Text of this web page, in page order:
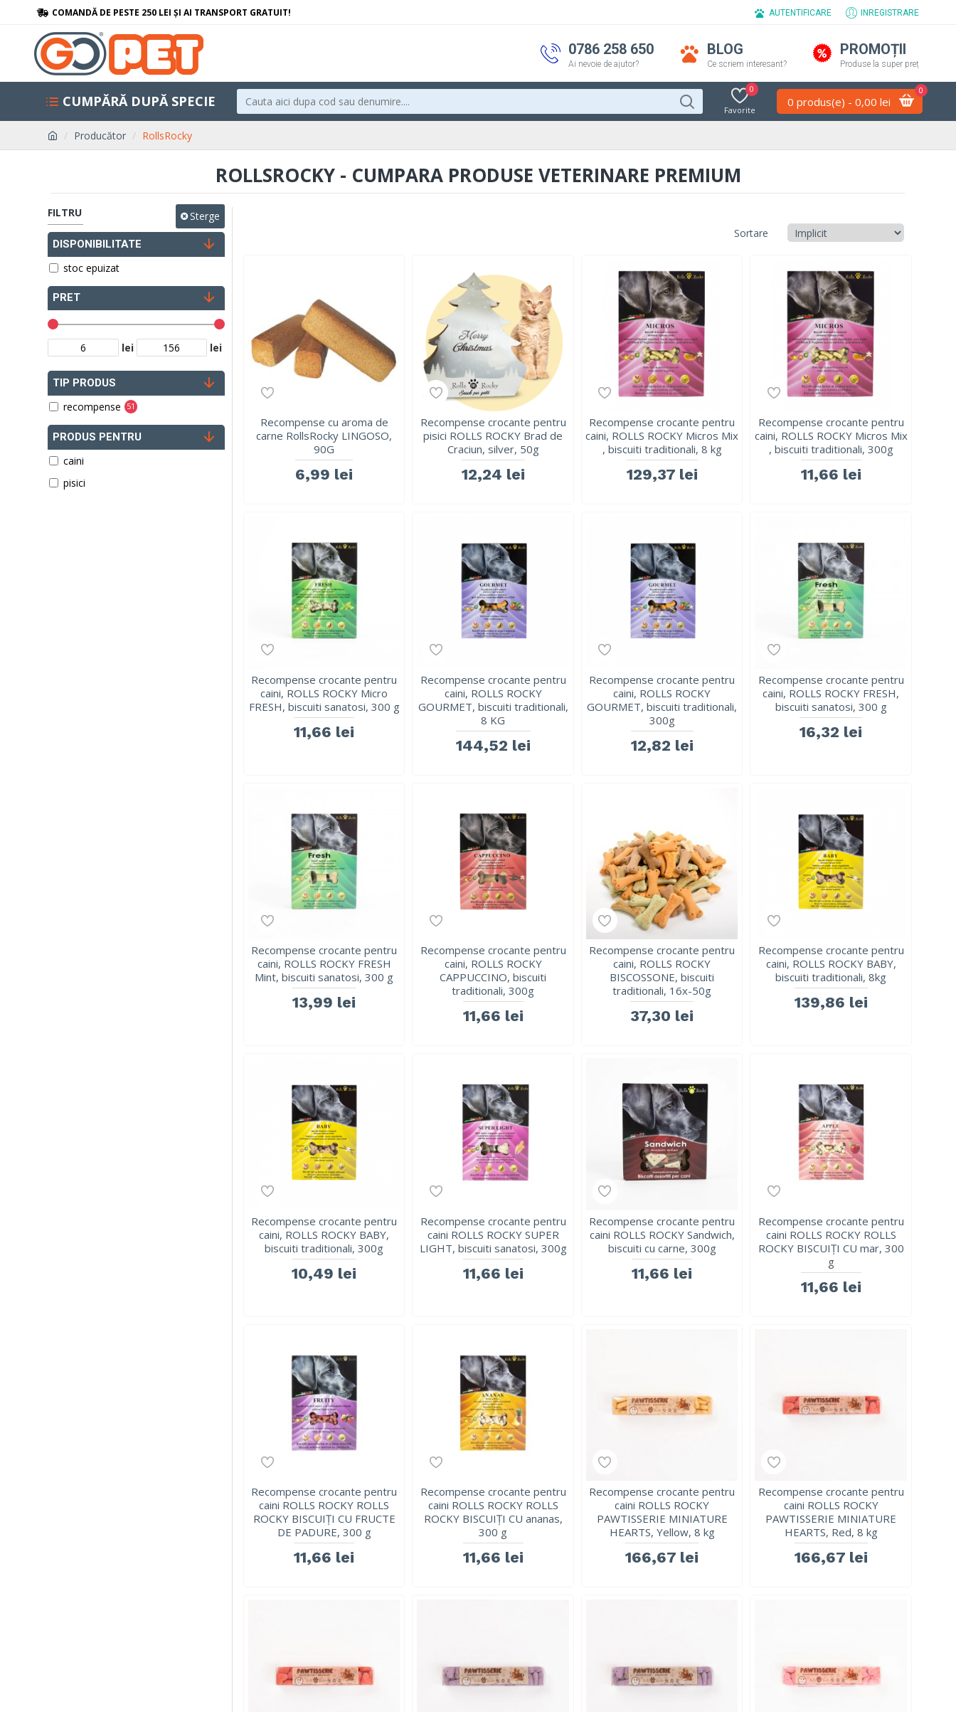
COMANDĂ DE PESTE 250 LEI ȘI AI TRANSPORT GRATUIT! AUTENTIFICARE INREGISTRARE
0786 258 650
Ai nevoie de ajutor?
BLOG
Ce scriem interesant?
PROMOȚII
Produse la super preț
CUMPĂRĂ DUPĂ SPECIE
Favorite
0
0 produs(e) - 0,00 lei
0
Producător RollsRocky
ROLLSROCKY - CUMPARA PRODUSE VETERINARE PREMIUM
FILTRU Sterge
PRET
lei lei
PRODUS PENTRU
caini
pisici
TIP PRODUS
recompense 51
DISPONIBILITATE
stoc epuizat
Sortare
Recompense cu aroma de
carne RollsRocky LINGOSO,
90G
6,99 lei
Recompense crocante pentru
pisici ROLLS ROCKY Brad de
Craciun, silver, 50g
12,24 lei
Recompense crocante pentru
caini, ROLLS ROCKY Micros Mix
, biscuiti traditionali, 8 kg
129,37 lei
Recompense crocante pentru
caini, ROLLS ROCKY Micros Mix
, biscuiti traditionali, 300g
11,66 lei
Recompense crocante pentru
caini, ROLLS ROCKY Micro
FRESH, biscuiti sanatosi, 300 g
11,66 lei
Recompense crocante pentru
caini, ROLLS ROCKY
GOURMET, biscuiti traditionali,
8 KG
144,52 lei
Recompense crocante pentru
caini, ROLLS ROCKY
GOURMET, biscuiti traditionali,
300g
12,82 lei
Recompense crocante pentru
caini, ROLLS ROCKY FRESH,
biscuiti sanatosi, 300 g
16,32 lei
Recompense crocante pentru
caini, ROLLS ROCKY FRESH
Mint, biscuiti sanatosi, 300 g
13,99 lei
Recompense crocante pentru
caini, ROLLS ROCKY
CAPPUCCINO, biscuiti
traditionali, 300g
11,66 lei
Recompense crocante pentru
caini, ROLLS ROCKY
BISCOSSONE, biscuiti
traditionali, 16x-50g
37,30 lei
Recompense crocante pentru
caini, ROLLS ROCKY BABY,
biscuiti traditionali, 8kg
139,86 lei
Recompense crocante pentru
caini, ROLLS ROCKY BABY,
biscuiti traditionali, 300g
10,49 lei
Recompense crocante pentru
caini ROLLS ROCKY SUPER
LIGHT, biscuiti sanatosi, 300g
11,66 lei
Recompense crocante pentru
caini ROLLS ROCKY Sandwich,
biscuiti cu carne, 300g
11,66 lei
Recompense crocante pentru
caini ROLLS ROCKY ROLLS
ROCKY BISCUIȚI CU mar, 300
g
11,66 lei
Recompense crocante pentru
caini ROLLS ROCKY ROLLS
ROCKY BISCUIȚI CU FRUCTE
DE PADURE, 300 g
11,66 lei
Recompense crocante pentru
caini ROLLS ROCKY ROLLS
ROCKY BISCUIȚI CU ananas,
300 g
11,66 lei
Recompense crocante pentru
caini ROLLS ROCKY
PAWTISSERIE MINIATURE
HEARTS, Yellow, 8 kg
166,67 lei
Recompense crocante pentru
caini ROLLS ROCKY
PAWTISSERIE MINIATURE
HEARTS, Red, 8 kg
166,67 lei